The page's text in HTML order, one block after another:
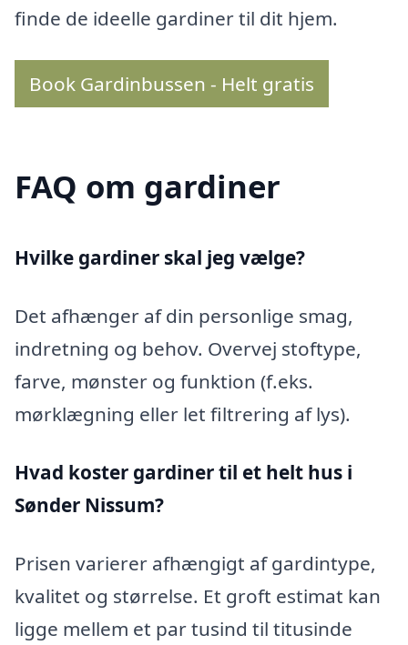
finde de ideelle gardiner til dit hjem.
Book Gardinbussen - Helt gratis
FAQ om gardiner
Hvilke gardiner skal jeg vælge?
Det afhænger af din personlige smag,
indretning og behov. Overvej stoftype,
farve, mønster og funktion (f.eks.
mørklægning eller let filtrering af lys).
Hvad koster gardiner til et helt hus i
Sønder Nissum?
Prisen varierer afhængigt af gardintype,
kvalitet og størrelse. Et groft estimat kan
ligge mellem et par tusind til titusinde